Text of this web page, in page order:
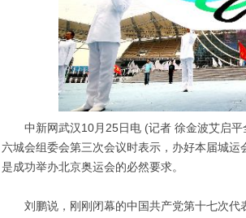
中新网武汉10月25日电 (记者 徐金波艾启平
六城会组委会第三次会议时表示，办好本届城
是成功举办北京奥运会的必然要求。
刘鹏说，刚刚闭幕的中国共产党第十七次代